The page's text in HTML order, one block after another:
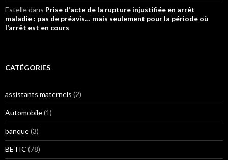
Estelledans Prise d’acte de la rupture injustifiée en arrêt
maladie : pas de préavis… mais seulement pour la période où
l’arrêt est en cours
CATÉGORIES
assistants maternels (2)
Automobile(1)
banque(3)
BETIC (78)